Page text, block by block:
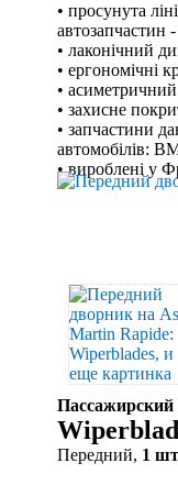
• просунута
автозапчастин
• лаконічний
• ергономічні
• асиметричний
• захисне
• запчастини
автомобілів:
• вироблені у
Пассажирский
Передний, 1